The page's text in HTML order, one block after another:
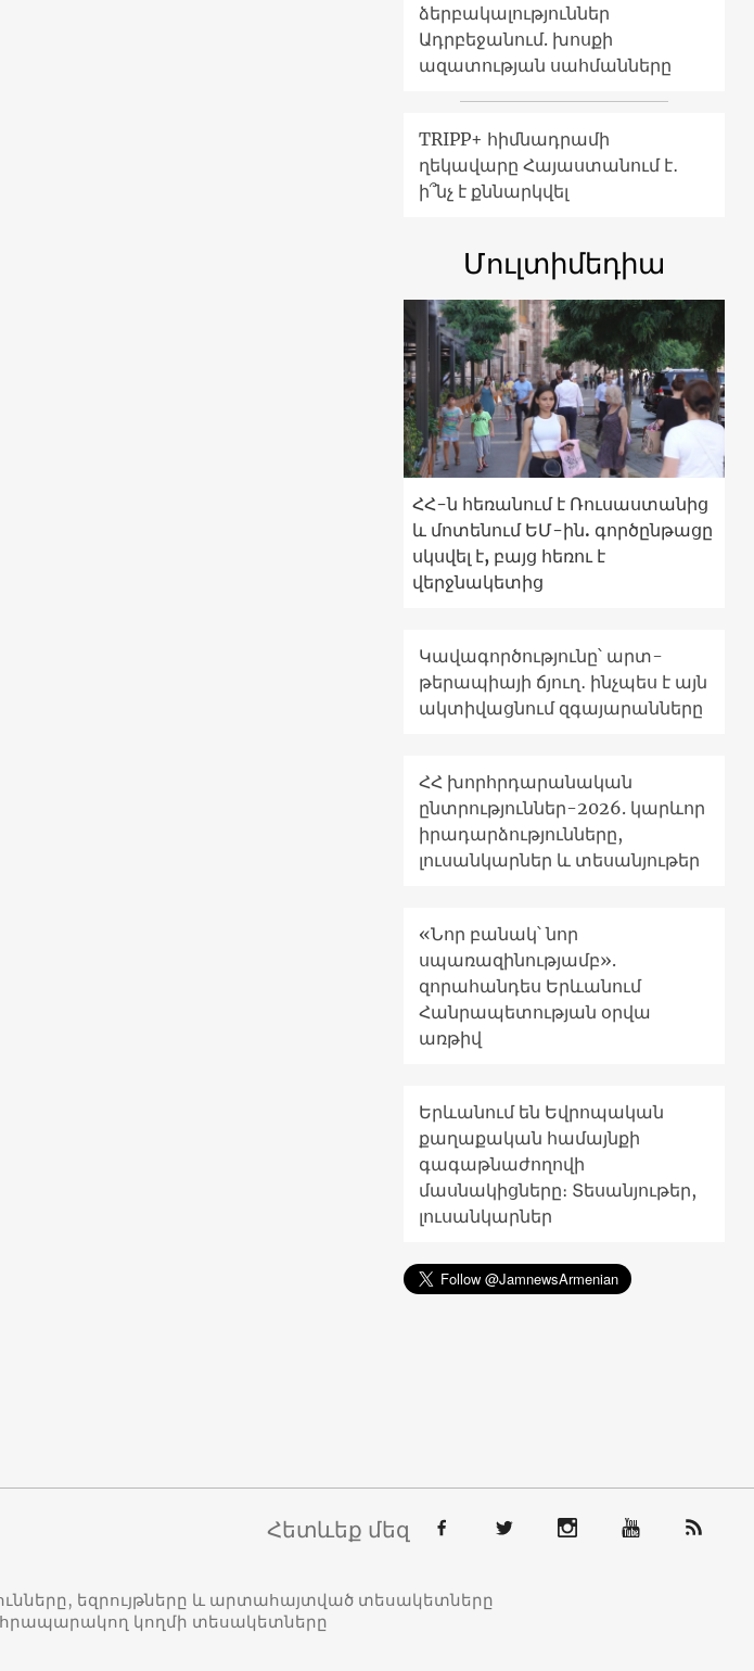
ձերբակալություններ
Ադրբեջանում. խոսքի
ազատության սահմանները
TRIPP+ հիմնադրամի
ղեկավարը Հայաստանում է․
ի՞նչ է քննարկվել
Մուլտիմեդիա
ՀՀ-ն հեռանում է Ռուսաստանից
և մոտենում ԵՄ-ին. գործընթացը
սկսվել է, բայց հեռու է
վերջնակետից
Կավագործությունը՝ արտ-
թերապիայի ճյուղ․ ինչպես է այն
ակտիվացնում զգայարանները
ՀՀ խորհրդարանական
ընտրություններ-2026. կարևոր
իրադարձությունները,
լուսանկարներ և տեսանյութեր
«Նոր բանակ՝ նոր
սպառազինությամբ».
զորահանդես Երևանում
Հանրապետության օրվա
առթիվ
Երևանում են Եվրոպական
քաղաքական համայնքի
գագաթնաժողովի
մասնակիցները։ Տեսանյութեր,
լուսանկարներ
Հետևեք մեզ
եզրույթները և արտահայտված տեսակետները
կողմի տեսակետները